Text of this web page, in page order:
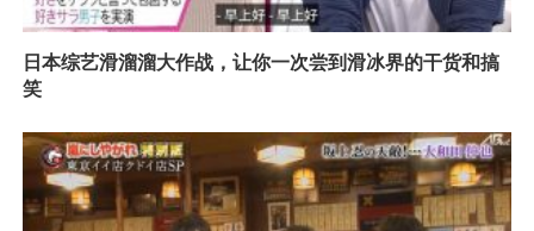
日本综艺滑溜溜大作战，让你一次尝到滑冰界的干货和搞
笑